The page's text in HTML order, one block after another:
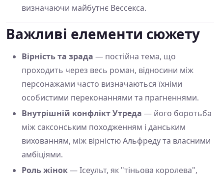
визначаючи майбутнє Вессекса.
Важливі елементи сюжету
Вірність та зрада — постійна тема, що
проходить через весь роман, відносини між
персонажами часто визначаються їхніми
особистими переконаннями та прагненнями.
Внутрішній конфлікт Утреда — його боротьба
між саксонським походженням і данським
вихованням, між вірністю Альфреду та власними
амбіціями.
Роль жінок— Ісеульт, як "тіньова королева",